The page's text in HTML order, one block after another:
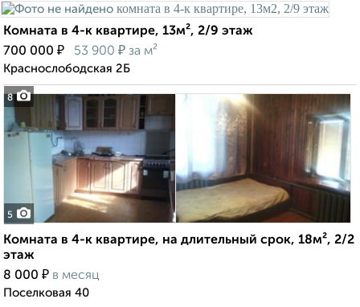
8
Комната в 4-к квартире, 13м², 2/9 этаж
700 000 ₽ 53 900 ₽ за м²
Краснослободская 2Б
5
Комната в 4-к квартире, на длительный срок, 18м², 2/2
этаж
8 000 ₽ в месяц
Поселковая 40